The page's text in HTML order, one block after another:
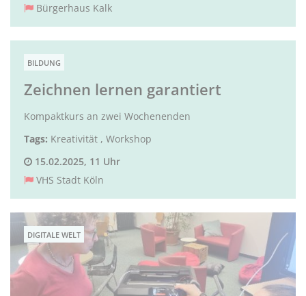
Bürgerhaus Kalk
BILDUNG
Zeichnen lernen garantiert
Kompaktkurs an zwei Wochenenden
Tags: Kreativität , Workshop
15.02.2025, 11 Uhr
VHS Stadt Köln
DIGITALE WELT